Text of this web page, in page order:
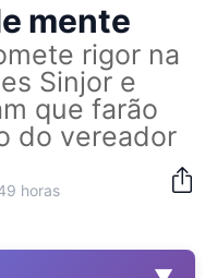
mente
rigor na
Sinjor e
que farão
do vereador
horas